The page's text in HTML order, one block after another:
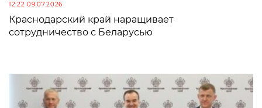
12:22 09.07.2026
Краснодарский край наращивает
сотрудничество с Беларусью